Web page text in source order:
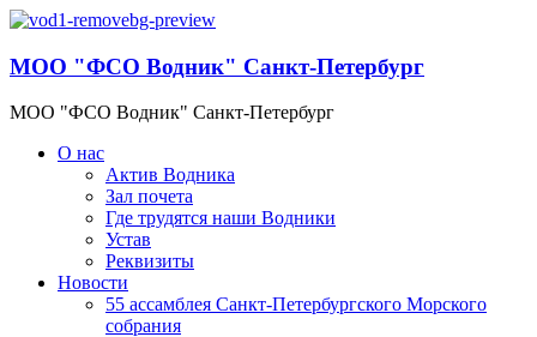
МОО "ФСО Водник" Санкт-Петербург
МОО "ФСО Водник" Санкт-Петербург
О нас
Актив Водника
Зал почета
Где трудятся наши Водники
Устав
Реквизиты
Новости
55 ассамблея Санкт-Петербургского Морского
собрания